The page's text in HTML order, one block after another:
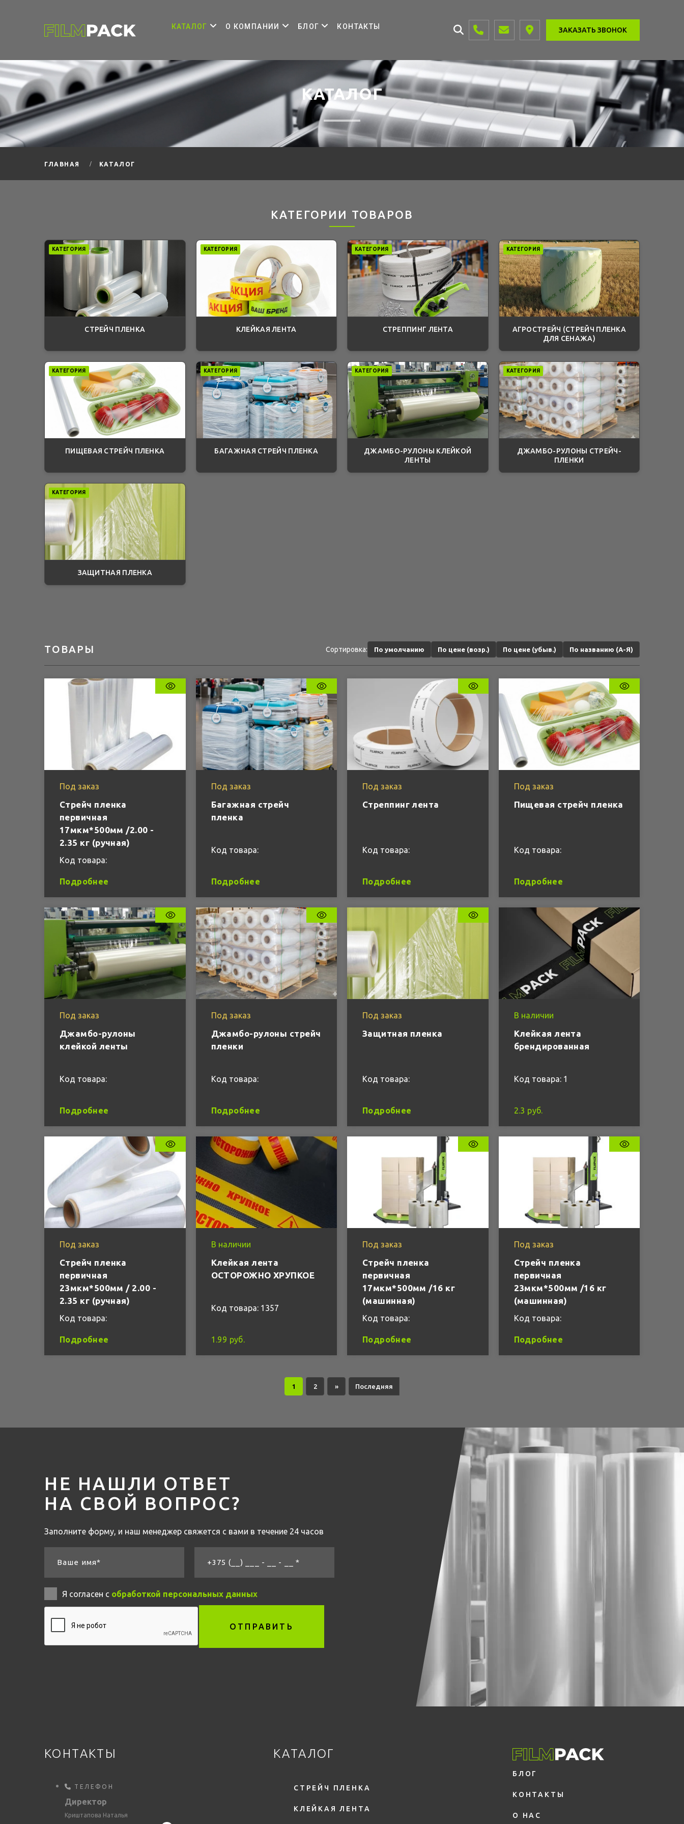
КАТАЛОГ О КОМПАНИИ БЛОГ КОНТАКТЫ ЗАКАЗАТЬ ЗВОНОК
КАТАЛОГ
ГЛАВНАЯ КАТАЛОГ
КАТЕГОРИИ ТОВАРОВ
КАТЕГОРИЯ
СТРЕЙЧ ПЛЕНКА
КАТЕГОРИЯ
КЛЕЙКАЯ ЛЕНТА
КАТЕГОРИЯ
СТРЕППИНГ ЛЕНТА
КАТЕГОРИЯ
АГРОСТРЕЙЧ (СТРЕЙЧ ПЛЕНКА
ДЛЯ СЕНАЖА)
КАТЕГОРИЯ
ПИЩЕВАЯ СТРЕЙЧ ПЛЕНКА
КАТЕГОРИЯ
БАГАЖНАЯ СТРЕЙЧ ПЛЕНКА
КАТЕГОРИЯ
ДЖАМБО-РУЛОНЫ КЛЕЙКОЙ
ЛЕНТЫ
КАТЕГОРИЯ
ДЖАМБО-РУЛОНЫ СТРЕЙЧ-
ПЛЕНКИ
КАТЕГОРИЯ
ЗАЩИТНАЯ ПЛЕНКА
ТОВАРЫ Сортировка: По умолчанию По цене (возр.) По цене (убыв.) По названию (А-Я)
Под заказ
Стрейч пленка
первичная
17мкм*500мм /2.00 -
2.35 кг (ручная)
Код товара:
Подробнее
Под заказ
Багажная стрейч
пленка
Код товара:
Подробнее
Под заказ
Стреппинг лента
Код товара:
Подробнее
Под заказ
Пищевая стрейч пленка
Код товара:
Подробнее
Под заказ
Джамбо-рулоны
клейкой ленты
Код товара:
Подробнее
Под заказ
Джамбо-рулоны стрейч
пленки
Код товара:
Подробнее
Под заказ
Защитная пленка
Код товара:
Подробнее
В наличии
Клейкая лента
брендированная
Код товара: 1
2.3 руб.
Под заказ
Стрейч пленка
первичная
23мкм*500мм / 2.00 -
2.35 кг (ручная)
Код товара:
Подробнее
В наличии
Клейкая лента
ОСТОРОЖНО ХРУПКОЕ
Код товара: 1357
1.99 руб.
Под заказ
Стрейч пленка
первичная
17мкм*500мм /16 кг
(машинная)
Код товара:
Подробнее
Под заказ
Стрейч пленка
первичная
23мкм*500мм /16 кг
(машинная)
Код товара:
Подробнее
1 2 » Последняя
НЕ НАШЛИ ОТВЕТ
НА СВОЙ ВОПРОС?
Заполните форму, и наш менеджер свяжется с вами в течение 24 часов
Ваше имя* +375 (__) ___ - __ - __ *
Я согласен с обработкой персональных данных
ОТПРАВИТЬ
КОНТАКТЫ
ТЕЛЕФОН
Директор
Криштапова Наталья
КАТАЛОГ
СТРЕЙЧ ПЛЕНКА
КЛЕЙКАЯ ЛЕНТА
БЛОГ
КОНТАКТЫ
О НАС